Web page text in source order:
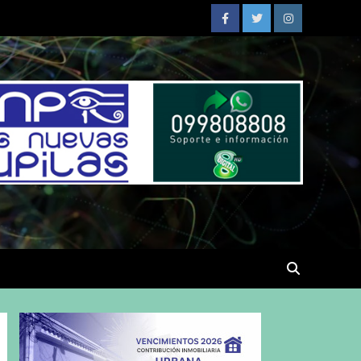
FacebookTwitterInstagram